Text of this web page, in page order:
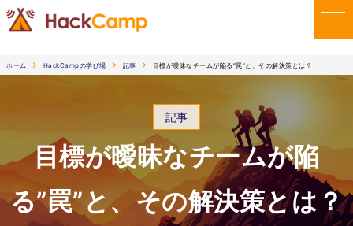
ホーム HackCampの学び場 記事 目標が曖昧なチームが陥る”罠”と、その解決策とは？
記事
目標が曖昧なチームが陥
る”罠”と、その解決策とは？